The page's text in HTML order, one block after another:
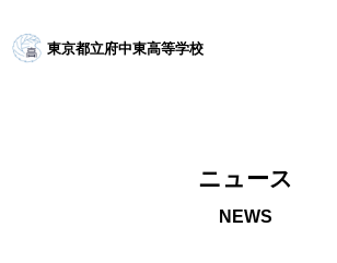
東京都立府中東高等学校
ニュース